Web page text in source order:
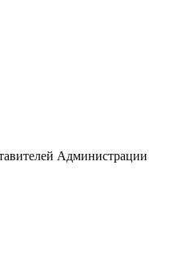
Администрации